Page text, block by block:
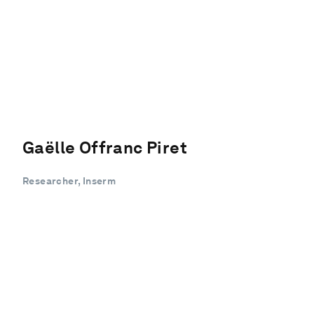
Gaëlle Offranc Piret
Researcher, Inserm